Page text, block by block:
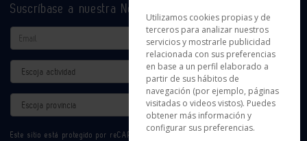
Suscríbase a nuestra Newsletter
Email
Actividad
Provincia
Este sitio está protegido por reCAPTCHA y se aplican la
Utilizamos cookies propias y de
terceros para analizar nuestros
servicios y mostrarle publicidad
relacionada con sus preferencias
en base a un perfil elaborado a
partir de sus hábitos de
navegación (por ejemplo, páginas
visitadas o videos vistos). Puedes
obtener más información y
configurar sus preferencias.